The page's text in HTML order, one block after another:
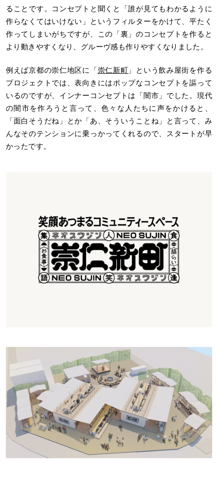
ることです。コンセプトと聞くと「誰が見てもわかるように
作らなくてはいけない」というフィルターをかけて、平たく
作ってしまいがちですが、この「裏」のコンセプトを作ると
より動きやすくなり、グルーヴ感も作りやすくなりました。
例えば京都の崇仁地区に「崇仁新町 」という飲み屋街を作る
プロジェクトでは、表向きにはポップなコンセプトを謳って
いるのですが、インナーコンセプトは「闇市」でした。現代
の闇市を作ろうと言って、色々な人たちに声をかけると、
「面白そうだね」とか「あ、そういうことね」と言って、み
んなそのテンションに乗っかってくれるので、スタートが早
かったです。